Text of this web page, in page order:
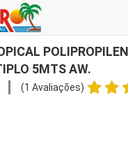
5MTS AW.
(1 Avaliações)